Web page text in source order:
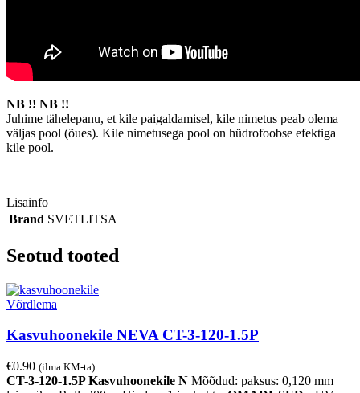
NB !! NB !!
Juhime tähelepanu, et kile paigaldamisel, kile nimetus peab olema
väljas pool (õues). Kile nimetusega pool on hüdrofoobse efektiga
kile pool.
Lisainfo
Brand SVETLITSA
Seotud tooted
Võrdlema
Kasvuhoonekile NEVA CT-3-120-1.5P
€0.90 (ilma KM-ta)
CT-3-120-1.5P Kasvuhoonekile N Mõõdud: paksus: 0,120 mm